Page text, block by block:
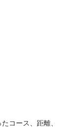
コース、距離、